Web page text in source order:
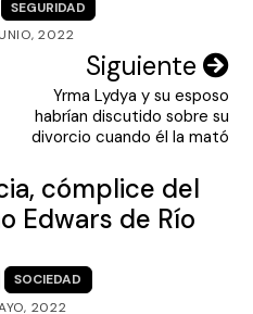
SEGURIDAD
2022
Siguiente
Yrma Lydya y su esposo
habrían discutido sobre su
divorcio cuando él la mató
cómplice del
Edwars de Río
SOCIEDAD
2022